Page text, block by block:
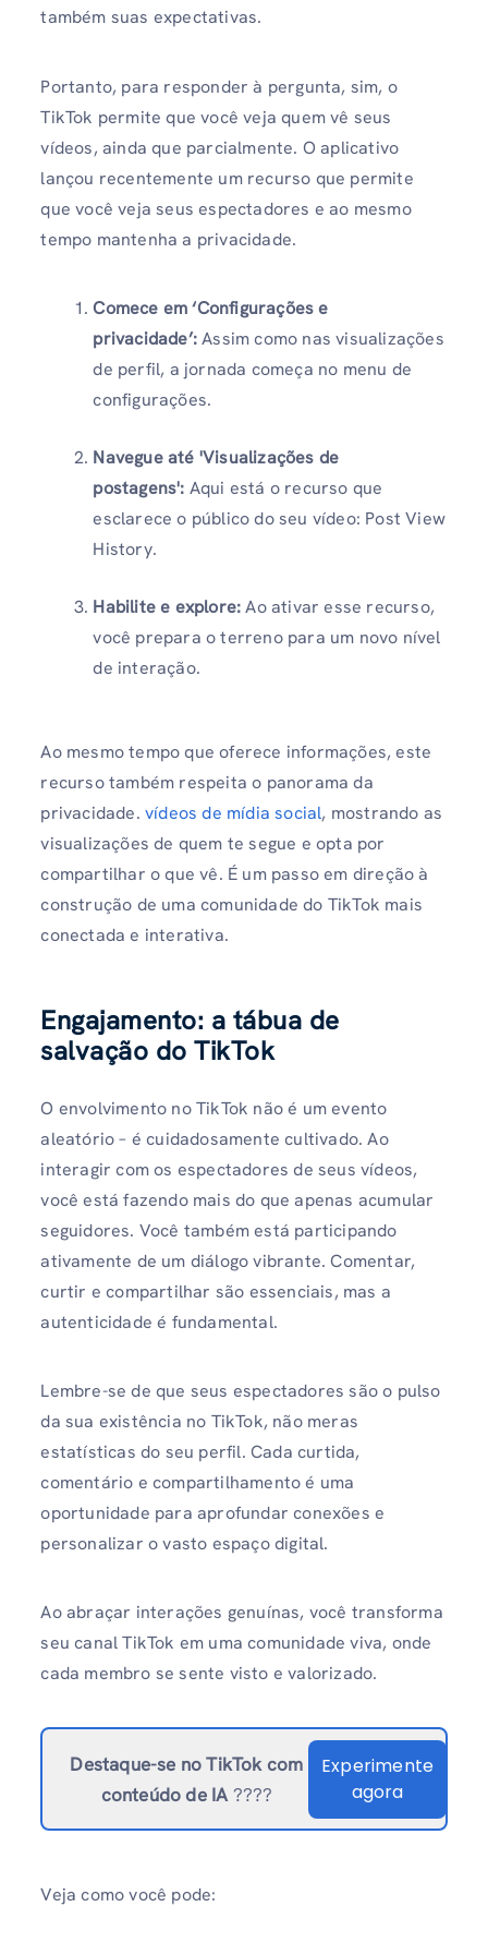
também suas expectativas.
Portanto, para responder à pergunta, sim, o
TikTok permite que você veja quem vê seus
vídeos, ainda que parcialmente. O aplicativo
lançou recentemente um recurso que permite
que você veja seus espectadores e ao mesmo
tempo mantenha a privacidade.
Comece em ‘Configurações e
privacidade’:Assim como nas visualizações
de perfil, a jornada começa no menu de
configurações.
Navegue até 'Visualizações de
postagens': Aqui está o recurso que
esclarece o público do seu vídeo: Post View
History.
Habilite e explore:Ao ativar esse recurso,
você prepara o terreno para um novo nível
de interação.
Ao mesmo tempo que oferece informações, este
recurso também respeita o panorama da
privacidade. vídeos de mídia social, mostrando as
visualizações de quem te segue e opta por
compartilhar o que vê. É um passo em direção à
construção de uma comunidade do TikTok mais
conectada e interativa.
Engajamento: a tábua de
salvação do TikTok
O envolvimento no TikTok não é um evento
aleatório – é cuidadosamente cultivado. Ao
interagir com os espectadores de seus vídeos,
você está fazendo mais do que apenas acumular
seguidores. Você também está participando
ativamente de um diálogo vibrante. Comentar,
curtir e compartilhar são essenciais, mas a
autenticidade é fundamental.
Lembre-se de que seus espectadores são o pulso
da sua existência no TikTok, não meras
estatísticas do seu perfil. Cada curtida,
comentário e compartilhamento é uma
oportunidade para aprofundar conexões e
personalizar o vasto espaço digital.
Ao abraçar interações genuínas, você transforma
seu canal TikTok em uma comunidade viva, onde
cada membro se sente visto e valorizado.
Destaque-se no TikTokcom
conteúdo de IA ????
Experimente
agora
Veja como você pode: